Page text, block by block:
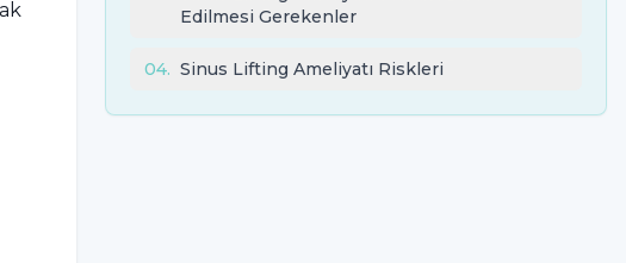
Edilmesi Gerekenler
04. Sinus Lifting Ameliyatı Riskleri